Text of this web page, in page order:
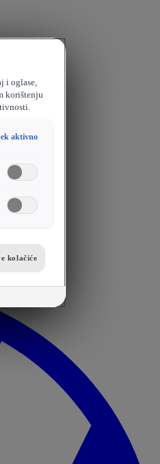
i oglase,
korištenju
aktivno
kolačiće